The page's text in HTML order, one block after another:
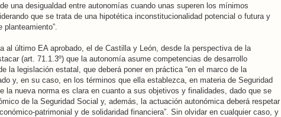
una desigualdad entre autonomías cuando unas superen los mínimos
que se trata de una hipotética inconstitucionalidad potencial o futura y
planteamiento”.
al último EA aprobado, el de Castilla y León, desde la perspectiva de la
(art. 71.1.3º) que la autonomía asume competencias de desarrollo
la legislación estatal, que deberá poner en práctica “en el marco de la
y, en su caso, en los términos que ella establezca, en materia de Seguridad
la nueva norma es clara en cuanto a sus objetivos y finalidades, dado que se
de la Seguridad Social y, además, la actuación autonómica deberá respetar
patrimonial y de solidaridad financiera”. Sin olvidar en cualquier caso, y